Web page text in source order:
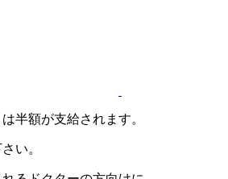
半額が支給されます。
い。